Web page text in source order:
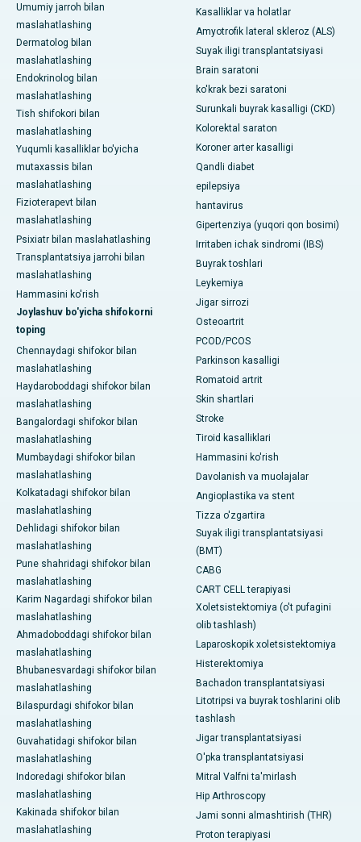
Umumiy jarroh bilan
maslahatlashing
Dermatolog bilan
maslahatlashing
Endokrinolog bilan
maslahatlashing
Tish shifokori bilan
maslahatlashing
Yuqumli kasalliklar bo'yicha
mutaxassis bilan
maslahatlashing
Fizioterapevt bilan
maslahatlashing
Psixiatr bilan maslahatlashing
Transplantatsiya jarrohi bilan
maslahatlashing
Hammasini ko'rish
Joylashuv bo'yicha shifokorni
toping
Chennaydagi shifokor bilan
maslahatlashing
Haydaroboddagi shifokor bilan
maslahatlashing
Bangalordagi shifokor bilan
maslahatlashing
Mumbaydagi shifokor bilan
maslahatlashing
Kolkatadagi shifokor bilan
maslahatlashing
Dehlidagi shifokor bilan
maslahatlashing
Pune shahridagi shifokor bilan
maslahatlashing
Karim Nagardagi shifokor bilan
maslahatlashing
Ahmadoboddagi shifokor bilan
maslahatlashing
Bhubanesvardagi shifokor bilan
maslahatlashing
Bilaspurdagi shifokor bilan
maslahatlashing
Guvahatidagi shifokor bilan
maslahatlashing
Indoredagi shifokor bilan
maslahatlashing
Kakinada shifokor bilan
maslahatlashing
Kasalliklar va holatlar
Amyotrofik lateral skleroz (ALS)
Suyak iligi transplantatsiyasi
Brain saratoni
ko'krak bezi saratoni
Surunkali buyrak kasalligi (CKD)
Kolorektal saraton
Koroner arter kasalligi
Qandli diabet
epilepsiya
hantavirus
Gipertenziya (yuqori qon bosimi)
Irritaben ichak sindromi (IBS)
Buyrak toshlari
Leykemiya
Jigar sirrozi
Osteoartrit
PCOD/PCOS
Parkinson kasalligi
Romatoid artrit
Skin shartlari
Stroke
Tiroid kasalliklari
Hammasini ko'rish
Davolanish va muolajalar
Angioplastika va stent
Tizza o'zgartira
Suyak iligi transplantatsiyasi
(BMT)
CABG
CART CELL terapiyasi
Xoletsistektomiya (o't pufagini
olib tashlash)
Laparoskopik xoletsistektomiya
Histerektomiya
Bachadon transplantatsiyasi
Litotripsi va buyrak toshlarini olib
tashlash
Jigar transplantatsiyasi
O'pka transplantatsiyasi
Mitral Valfni ta'mirlash
Hip Arthroscopy
Jami sonni almashtirish (THR)
Proton terapiyasi